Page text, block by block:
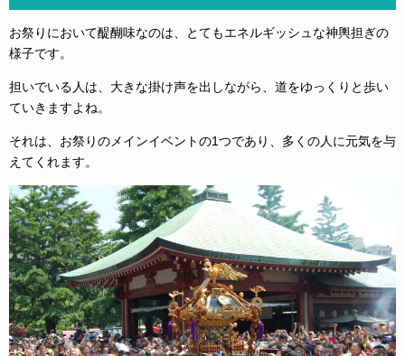
お祭りにおいて醍醐味なのは、とてもエネルギッシュな神輿担ぎの
様子です。
担いでいる人は、大きな掛け声を出しながら、道をゆっくりと歩い
ていきますよね。
それは、お祭りのメインイベントの1つであり、多くの人に元気を与
えてくれます。